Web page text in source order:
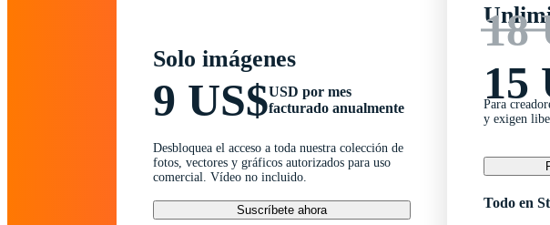
Solo imágenes
9 US$USD por mes
facturado anualmente
Desbloquea el acceso a toda nuestra colección de
fotos, vectores y gráficos autorizados para uso
comercial. Vídeo no incluido.
Suscríbete ahora
18
15
Para
y exigen
Todo en